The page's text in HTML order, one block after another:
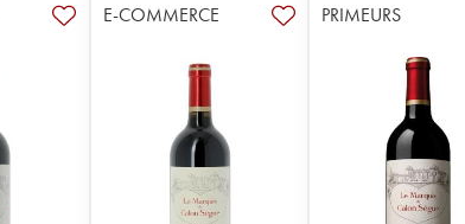
E-COMMERCE PRIMEURS